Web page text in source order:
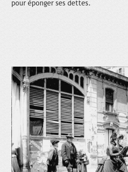
pour éponger ses dettes.